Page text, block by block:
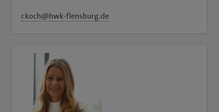
r.koch@hwk-flensburg.de